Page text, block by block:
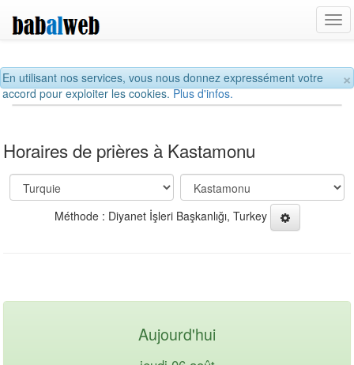
×
En utilisant nos services, vous nous donnez expressément votre
accord pour exploiter les cookies.Plus d'infos.
Horaires de prières à Kastamonu
Méthode : Diyanet İşleri Başkanlığı, Turkey
Aujourd'hui